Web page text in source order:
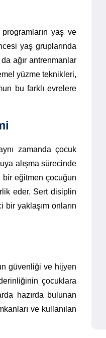
yaş ve
yaş gruplarında
ağır antrenmanlar
yüzme teknikleri,
bu farklı evrelere
zamanda çocuk
alışma sürecinde
bir eğitmen çocuğun
eder. Sert disiplin
bir yaklaşım onların
güvenliği ve hijyen
çocuklara
hazırda bulunan
ve kullanılan